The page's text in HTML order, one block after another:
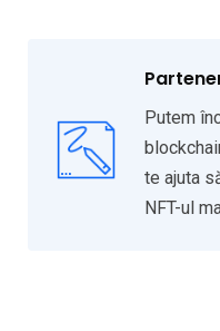
Putem
te ajuta
NFT-ul